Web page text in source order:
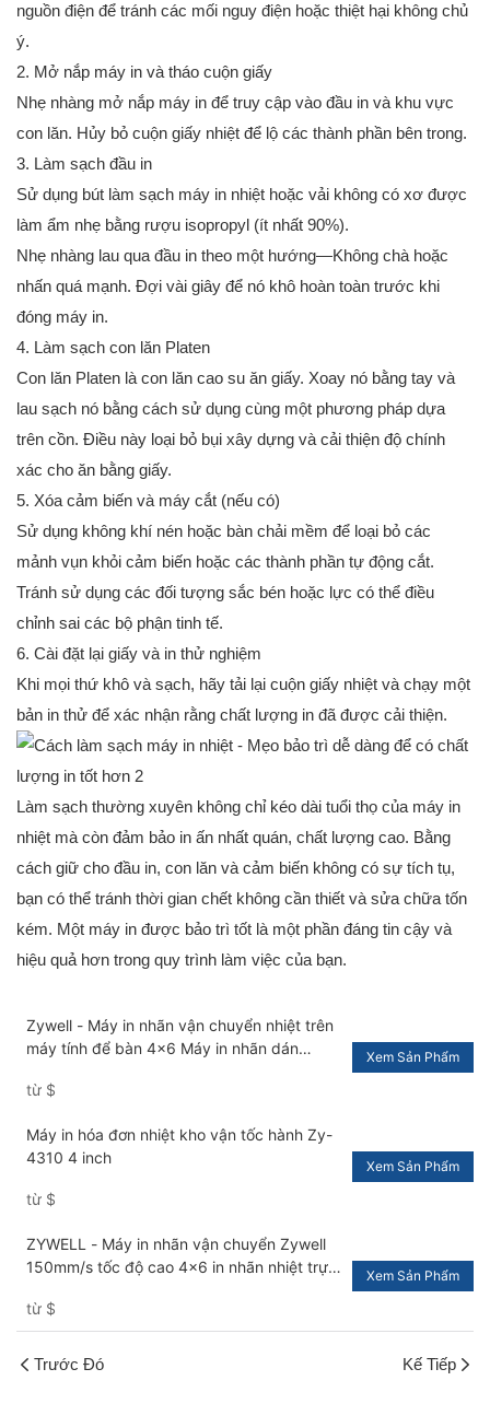
nguồn điện để tránh các mối nguy điện hoặc thiệt hại không chủ
ý.
2. Mở nắp máy in và tháo cuộn giấy
Nhẹ nhàng mở nắp máy in để truy cập vào đầu in và khu vực
con lăn. Hủy bỏ cuộn giấy nhiệt để lộ các thành phần bên trong.
3. Làm sạch đầu in
Sử dụng bút làm sạch máy in nhiệt hoặc vải không có xơ được
làm ẩm nhẹ bằng rượu isopropyl (ít nhất 90%).
Nhẹ nhàng lau qua đầu in theo một hướng—Không chà hoặc
nhấn quá mạnh. Đợi vài giây để nó khô hoàn toàn trước khi
đóng máy in.
4. Làm sạch con lăn Platen
Con lăn Platen là con lăn cao su ăn giấy. Xoay nó bằng tay và
lau sạch nó bằng cách sử dụng cùng một phương pháp dựa
trên cồn. Điều này loại bỏ bụi xây dựng và cải thiện độ chính
xác cho ăn bằng giấy.
5. Xóa cảm biến và máy cắt (nếu có)
Sử dụng không khí nén hoặc bàn chải mềm để loại bỏ các
mảnh vụn khỏi cảm biến hoặc các thành phần tự động cắt.
Tránh sử dụng các đối tượng sắc bén hoặc lực có thể điều
chỉnh sai các bộ phận tinh tế.
6. Cài đặt lại giấy và in thử nghiệm
Khi mọi thứ khô và sạch, hãy tải lại cuộn giấy nhiệt và chạy một
bản in thử để xác nhận rằng chất lượng in đã được cải thiện.
Làm sạch thường xuyên không chỉ kéo dài tuổi thọ của máy in
nhiệt mà còn đảm bảo in ấn nhất quán, chất lượng cao. Bằng
cách giữ cho đầu in, con lăn và cảm biến không có sự tích tụ,
bạn có thể tránh thời gian chết không cần thiết và sửa chữa tốn
kém. Một máy in được bảo trì tốt là một phần đáng tin cậy và
hiệu quả hơn trong quy trình làm việc của bạn.
Zywell - Máy in nhãn vận chuyển nhiệt trên
máy tính để bàn 4x6 Máy in nhãn dán
USB+BT
từ $
Xem Sản Phẩm
Máy in hóa đơn nhiệt kho vận tốc hành Zy-
4310 4 inch
từ $
Xem Sản Phẩm
ZYWELL - Máy in nhãn vận chuyển Zywell
150mm/s tốc độ cao 4x6 in nhãn nhiệt trực
từ $
Xem Sản Phẩm
Trước Đó Kế Tiếp